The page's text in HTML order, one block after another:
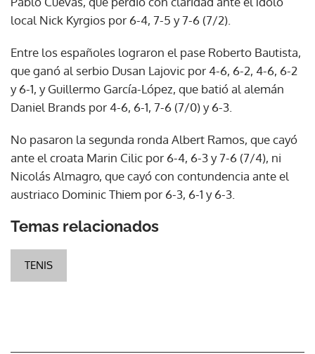
local Nick Kyrgios por 6-4, 7-5 y 7-6 (7/2).
Entre los españoles lograron el pase Roberto Bautista,
que ganó al serbio Dusan Lajovic por 4-6, 6-2, 4-6, 6-2
y 6-1, y Guillermo García-López, que batió al alemán
Daniel Brands por 4-6, 6-1, 7-6 (7/0) y 6-3.
No pasaron la segunda ronda Albert Ramos, que cayó
ante el croata Marin Cilic por 6-4, 6-3 y 7-6 (7/4), ni
Nicolás Almagro, que cayó con contundencia ante el
austriaco Dominic Thiem por 6-3, 6-1 y 6-3.
Temas relacionados
TENIS